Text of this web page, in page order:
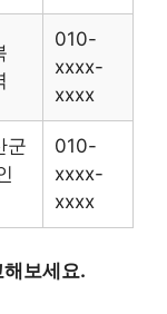
010-
xxxx-
xxxx
군
010-
xxxx-
xxxx
보세요.